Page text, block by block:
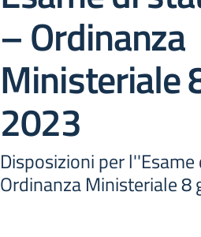
– Ordinanza
Ministeriale
2023
Disposizioni per
Ordinanza Ministeriale 8